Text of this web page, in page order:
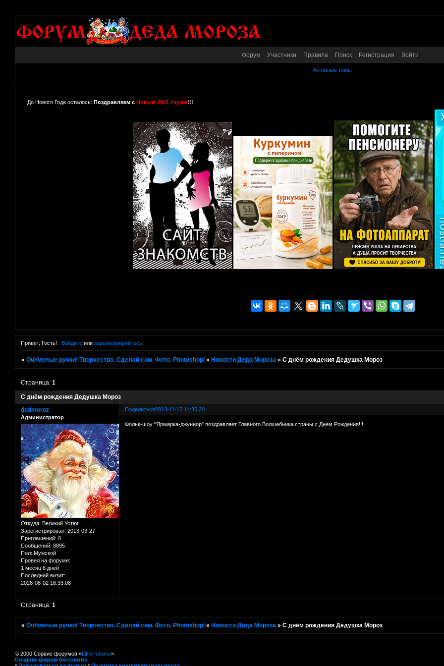
Форум Участники Правила Поиск Регистрация Войти
Активные темы
До Нового Года осталось: Поздравляем с Новым 2021 годом!!!
Привет, Гость! Войдитеили зарегистрируйтесь.
»ОчУмелые ручки! Творчество. Сделай сам. Фото. Photoshop/ » Новости Деда Мороза »С днём рождения Дедушка Мороз
С днём рождения Дедушка Мороз
Страница:1
Поделиться2013-11-17 14:35:20
dedmoroz
Администратор
Откуда: Великий Устюг
Зарегистрирован: 2013-03-27
Приглашений: 0
Сообщений: 8895
Пол: Мужской
Провел на форуме:
1 месяц 6 дней
Последний визит:
2026-08-02 16:33:08
Фольк-шоу "Ярмарка-джуниор" поздравляет Главного Волшебника страны с Днем Рождения!!!
Страница:1
»ОчУмелые ручки! Творчество. Сделай сам. Фото. Photoshop/ » Новости Деда Мороза »С днём рождения Дедушка Мороз
© 2000 Сервис форумов «LiFeForums»
Создать форум бесплатно